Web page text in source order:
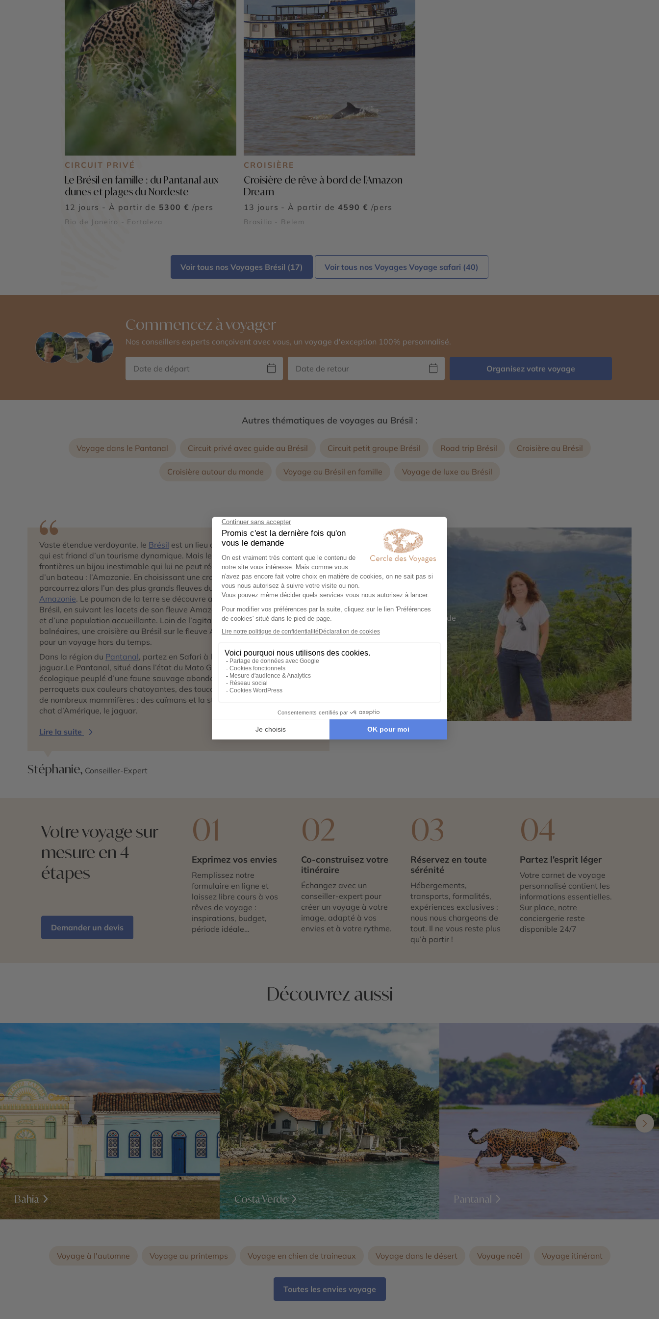
CIRCUIT PRIVÉ
Le Brésil en famille : du Pantanal aux
dunes et plages du Nordeste
12 jours - À partir de 5300 € /pers
Rio de Janeiro - Fortaleza
CROISIÈRE
Croisière de rêve à bord de l'Amazon
Dream
13 jours - À partir de 4590 € /pers
Brasilia - Belem
Voir tous nos Voyages Brésil (17) Voir tous nos Voyages Voyage safari (40)
Commencez à voyager
Nos conseillers experts conçoivent avec vous, un voyage d'exception 100% personnalisé.
Organisez votre voyage
Autres thématiques de voyages au Brésil :
Voyage dans le Pantanal Circuit privé avec guide au Brésil Circuit petit groupe Brésil Road trip Brésil Croisière au Brésil
Croisière autour du monde Voyage au Brésil en famille Voyage de luxe au Brésil
Vaste étendue verdoyante, le Brésil est un lieu de villégiature sans pareil à
qui est friand d’un tourisme dynamique. Mais le Brésil détient en ses
frontières un bijou inestimable qui lui ne peut réellement s’apprécier que
d’un bateau : l’Amazonie. En choisissant une croisière au Brésil vous
parcourrez alors l’un des plus grands fleuves du monde au coeur de la forêt
Amazonie. Le poumon de la terre se découvre au cours d’une croisière au
Brésil, en suivant les lacets de son fleuve Amazone, au rythme de la nature
et d’une population accueillante. Loin de l’agitation des villes et des stations
balnéaires, une croisière au Brésil sur le fleuve Amazone vous emmènera
pour un voyage hors du temps.
Dans la région du Pantanal, partez en Safari à la recherche du majestueux
jaguar.Le Pantanal, situé dans l’état du Mato Grosso, est un paradis
écologique peuplé d’une faune sauvage abondante. On y admire des
perroquets aux couleurs chatoyantes, des toucans et des jabirus ainsi que
de nombreux mammifères : des caïmans et la star du Pantanal, le plus gros
chat d’Amérique, le jaguar.
Lire la suite
Stéphanie, Conseiller-Expert
Découvrez le portrait de
Stéphanie
Votre voyage sur
mesure en 4
étapes
Demander un devis
01
Exprimez vos envies
Remplissez notre
formulaire en ligne et
laissez libre cours à vos
rêves de voyage :
inspirations, budget,
période idéale…
02
Co-construisez votre
itinéraire
Échangez avec un
conseiller-expert pour
créer un voyage à votre
image, adapté à vos
envies et à votre rythme.
03
Réservez en toute
sérénité
Hébergements,
transports, formalités,
expériences exclusives :
nous nous chargeons de
tout. Il ne vous reste plus
qu’à partir !
04
Partez l’esprit léger
Votre carnet de voyage
personnalisé contient les
informations essentielles.
Sur place, notre
conciergerie reste
disponible 24/7
Découvrez aussi
Bahia Costa Verde Pantanal
Voyage à l'automne Voyage au printemps Voyage en chien de traineaux Voyage dans le désert Voyage noël Voyage itinérant
Toutes les envies voyage